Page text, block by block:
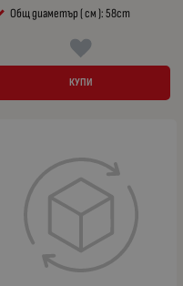
Общ диаметър ( см ): 58cm
КУПИ